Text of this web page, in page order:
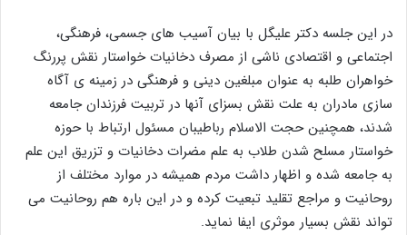
در این جلسه دکتر علیگل با بیان آسیب های جسمی، فرهنگی،
اجتماعی و اقتصادی ناشی از مصرف دخانیات خواستار نقش پررنگ
خواهران طلبه به عنوان مبلغین دینی و فرهنگی در زمینه ی آگاه
سازی مادران به علت نقش بسزای آنها در تربیت فرزندان جامعه
شدند، همچنین حجت الاسلام رباطیبان مسئول ارتباط با حوزه
خواستار مسلح شدن طلاب به علم مضرات دخانیات و تزریق این علم
به جامعه شده و اظهار داشت مردم همیشه در موارد مختلف از
روحانیت و مراجع تقلید تبعیت کرده و در این باره هم روحانیت می
تواند نقش بسیار موثری ایفا نماید.